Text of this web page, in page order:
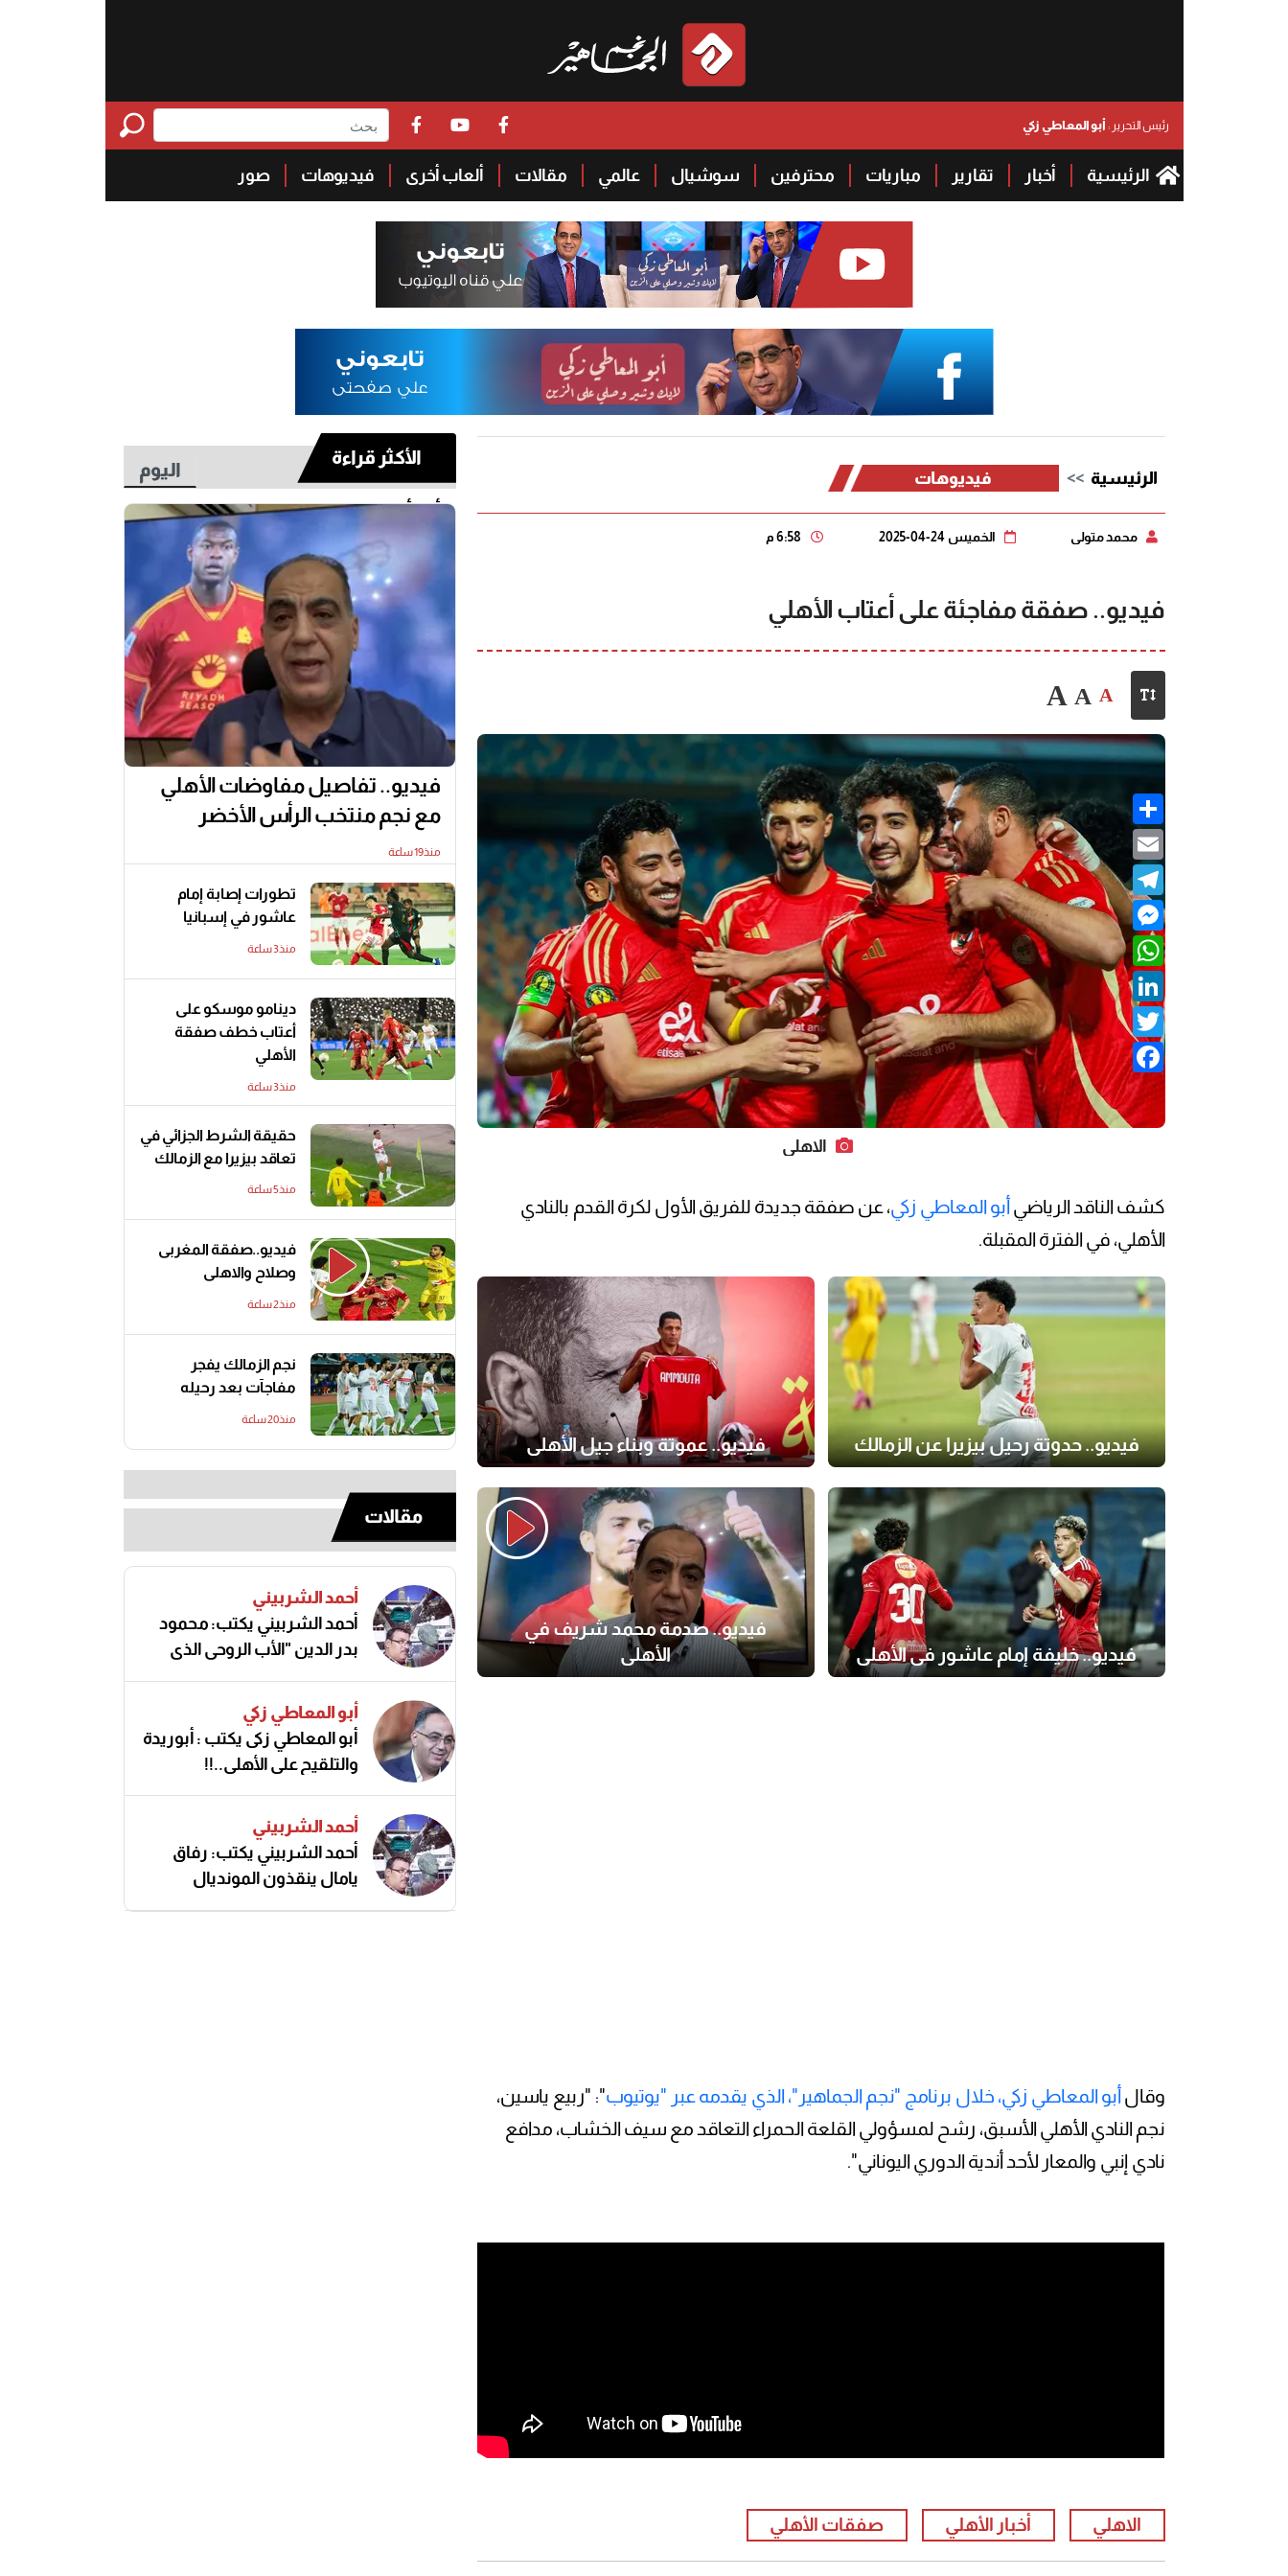
رئيس التحرير :أبو المعاطي زكي
الرئيسية أخبار تقارير مباريات محترفين سوشيال عالمي مقالات ألعاب أخرى فيديوهات صور
الرئيسية فيديوهات
محمد متولي الخميس 24-04-2025
فيديو.. صفقة مفاجئة على أعتاب الأهلي
A
A
A
Share
Email
Telegram
Messenger
WhatsApp
LinkedIn
Twitter
Facebook
الاهلي
كشف الناقد الرياضيأبو المعاطي زكي، عن صفقة جديدة للفريق الأول لكرة القدم بالنادي
الأهلي، في الفترة المقبلة.
فيديو.. حدوتة رحيل بيزيرا عن الزمالك فيديو.. عموتة وبناء جيل الأهلي
فيديو.. خليفة إمام عاشور في الأهلي
فيديو.. صدمة محمد شريف في
الأهلي
وقال أبو المعاطي زكي، خلال برنامج "نجم الجماهير"، الذي يقدمه عبر "يوتيوب": "ربيع ياسين،
نجم النادي الأهلي الأسبق، رشح لمسؤولي القلعة الحمراء التعاقد مع سيف الخشاب، مدافع
نادي إنبي والمعار لأحد أندية الدوري اليوناني".
الاهلي أخبار الأهلي صفقات الأهلي
الأكثر قراءة
اليوم
أخر أسبوع
فيديو.. تفاصيل مفاوضات الأهلي
مع نجم منتخب الرأس الأخضر
منذ19 ساعة
تطورات إصابة إمام
عاشور في إسبانيا
منذ3 ساعة
دينامو موسكو على
أعتاب خطف صفقة
الأهلي
منذ3 ساعة
حقيقة الشرط الجزائي في
تعاقد بيزيرا مع الزمالك
منذ5 ساعة
فيديو..صفقة المغربى
وصلاح والاهلى
منذ2 ساعة
نجم الزمالك يفجر
مفاجآت بعد رحيله
منذ20 ساعة
مقالات
أحمد الشربيني
أحمد الشربيني يكتب: محمود
بدر الدين "الأب الروحي الذي
أبو المعاطي زكي
أبو المعاطي زكى يكتب : أبوريدة
والتلقيح على الأهلى..!!
أحمد الشربيني
أحمد الشربيني يكتب: رفاق
يامال ينقذون المونديال